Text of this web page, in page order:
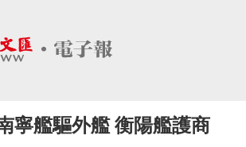
寧艦驅外艦 衡陽艦護商